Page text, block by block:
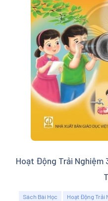
Hoạt Động Trải Nghiệm
Sách Bài Học Hoạt Động Trải